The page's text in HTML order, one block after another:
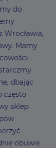
do
Wrocławia,
Mamy
–
dbając
często
sklep
obuwie